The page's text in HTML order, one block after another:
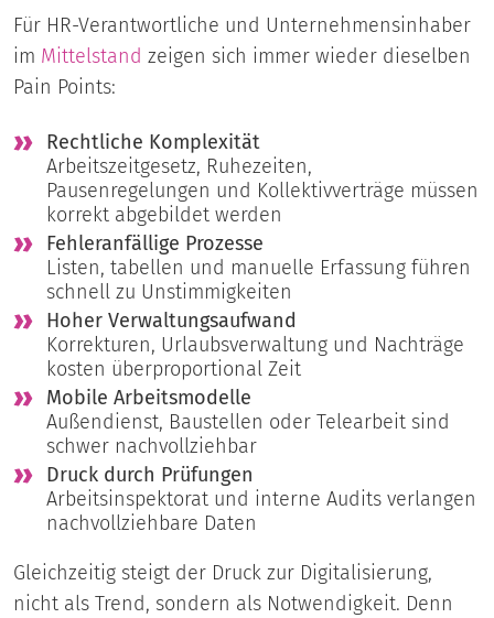
Für HR-Verantwortliche und Unternehmensinhaber
im Mittelstand zeigen sich immer wieder dieselben
Pain Points:
Rechtliche Komplexität
Arbeitszeitgesetz, Ruhezeiten,
Pausenregelungen und Kollektivverträge müssen
korrekt abgebildet werden
Fehleranfällige Prozesse
Listen, tabellen und manuelle Erfassung führen
schnell zu Unstimmigkeiten
Hoher Verwaltungsaufwand
Korrekturen, Urlaubsverwaltung und Nachträge
kosten überproportional Zeit
Mobile Arbeitsmodelle
Außendienst, Baustellen oder Telearbeit sind
schwer nachvollziehbar
Druck durch Prüfungen
Arbeitsinspektorat und interne Audits verlangen
nachvollziehbare Daten
Gleichzeitig steigt der Druck zur Digitalisierung,
nicht als Trend, sondern als Notwendigkeit. Denn